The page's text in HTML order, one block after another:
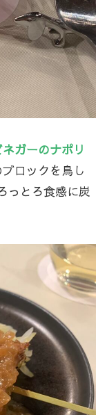
ガーのナポリ
ロックを鳥し
っとろ食感に炭